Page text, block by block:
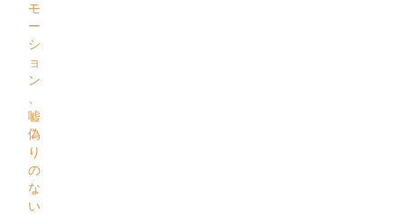
モ
ー
シ
ョ
ン
、
嘘
偽
り
の
な
い